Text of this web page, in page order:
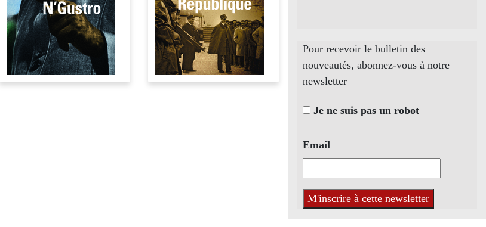
Pour recevoir le bulletin des
nouveautés, abonnez-vous à notre
newsletter
Je ne suis pas un robot
Email